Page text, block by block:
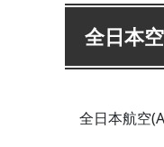
全日本
全日本航空